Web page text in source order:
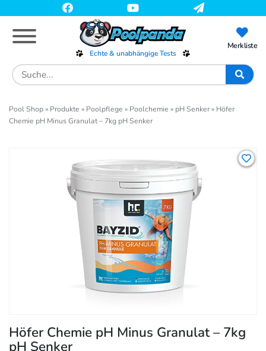
to
main
content
Echte & unabhängige Tests
Search
for:
Merkliste
Pool Shop» Produkte » Poolpflege » Poolchemie » pH Senker» Höfer
Chemie pH Minus Granulat – 7kg pH Senker
Höfer Chemie pH Minus Granulat – 7kg
pH Senker